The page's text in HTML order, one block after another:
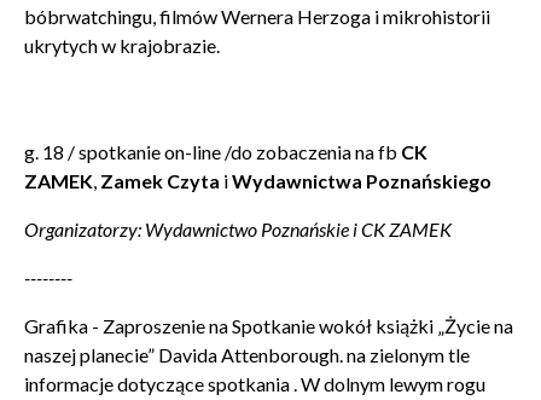
bóbrwatchingu, filmów Wernera Herzoga i mikrohistorii
ukrytych w krajobrazie.
g. 18 /spotkanie on-line /do zobaczenia na fb CK
ZAMEK, Zamek Czyta iWydawnictwa Poznańskiego
Organizatorzy: Wydawnictwo Poznańskie i CK ZAMEK
--------
Grafika - Zaproszenie na Spotkanie wokół książki „Życie na
naszej planecie” Davida Attenborough. na zielonym tle
informacje dotyczące spotkania . W dolnym lewym rogu